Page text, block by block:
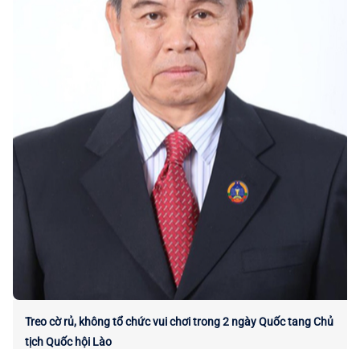
Treo cờ rủ, không tổ chức vui chơi trong 2 ngày Quốc tang Chủ
tịch Quốc hội Lào